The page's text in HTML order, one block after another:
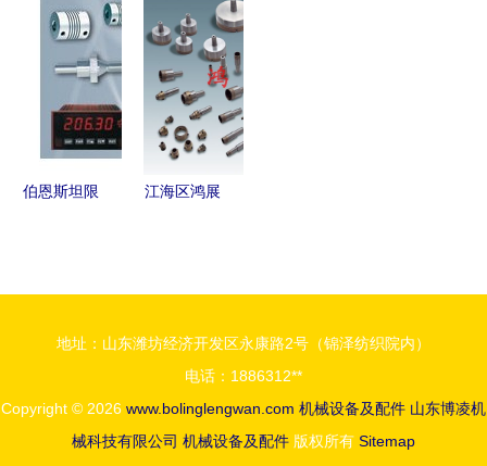
高效可靠的
机械及行业
设备核心组
件
生产线与农
机配件产品
列表全解析
伯恩斯坦限
江海区鸿展
览
地址：山东潍坊经济开发区永康路2号（锦泽纺织院内）
电话：1886312**
Copyright © 2026 www.bolinglengwan.com 机械设备及配件 山东博凌机
械科技有限公司 机械设备及配件 版权所有 Sitemap